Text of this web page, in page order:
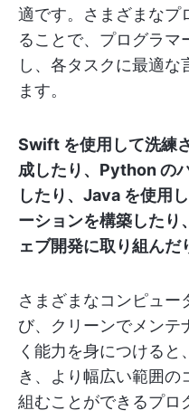
適です。さまざまなプ
ることで、プログラマ
し、各タスクに最適な
ます。
Swift を使用して洗練
成したり、Python の
したり、Java を使用
ーションを構築した
ェブ開発に取り組んだ
さまざまなコンピュー
び、クリーンでメンテ
く能力を身につける
き、より幅広い範囲の
組むことができるプロ